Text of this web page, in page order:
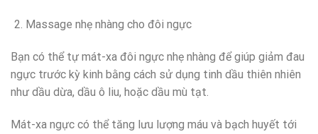
Massage nhẹ nhàng cho đôi ngực
Bạn có thể tự mát-xa đôi ngực nhẹ nhàng để giúp giảm đau
ngực trước kỳ kinh bằng cách sử dụng tinh dầu thiên nhiên
như dầu dừa, dầu ô liu, hoặc dầu mù tạt.
Mát-xa ngực có thể tăng lưu lượng máu và bạch huyết tới